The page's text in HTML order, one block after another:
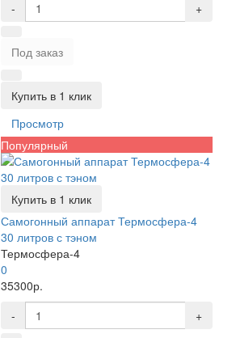
-
+
Под заказ
Купить в 1 клик
Просмотр
Популярный
Купить в 1 клик
Самогонный аппарат Термосфера-4
30 литров с тэном
Термосфера-4
0
35300р.
-
+